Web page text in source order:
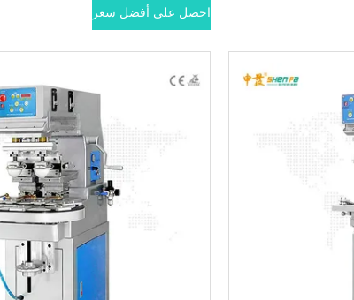
احصل على أفضل سعر